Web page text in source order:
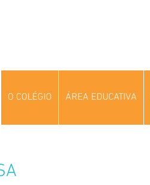
O COLÉGIO ÁREA EDUCATIVA